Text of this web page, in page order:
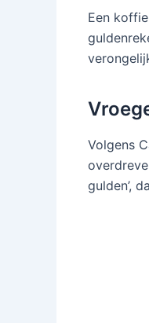
Een
Volgens
gulden’,